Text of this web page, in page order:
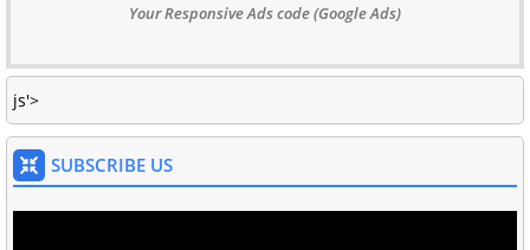
Your Responsive Ads code (Google Ads)
js'>
SUBSCRIBE US